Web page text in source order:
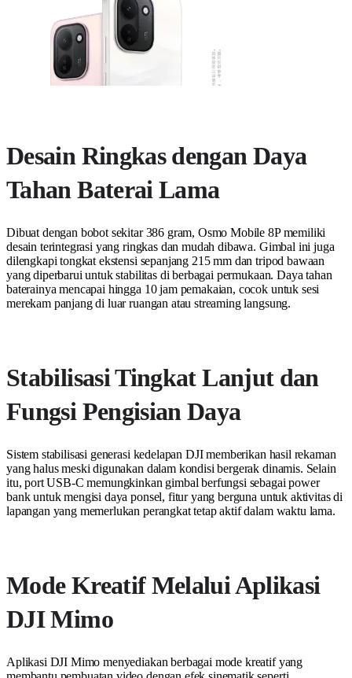
Desain Ringkas dengan Daya
Tahan Baterai Lama
Dibuat dengan bobot sekitar 386 gram, Osmo Mobile 8P memiliki
desain terintegrasi yang ringkas dan mudah dibawa. Gimbal ini juga
dilengkapi tongkat ekstensi sepanjang 215 mm dan tripod bawaan
yang diperbarui untuk stabilitas di berbagai permukaan. Daya tahan
baterainya mencapai hingga 10 jam pemakaian, cocok untuk sesi
merekam panjang di luar ruangan atau streaming langsung.
Stabilisasi Tingkat Lanjut dan
Fungsi Pengisian Daya
Sistem stabilisasi generasi kedelapan DJI memberikan hasil rekaman
yang halus meski digunakan dalam kondisi bergerak dinamis. Selain
itu, port USB-C memungkinkan gimbal berfungsi sebagai power
bank untuk mengisi daya ponsel, fitur yang berguna untuk aktivitas di
lapangan yang memerlukan perangkat tetap aktif dalam waktu lama.
Mode Kreatif Melalui Aplikasi
DJI Mimo
Aplikasi DJI Mimo menyediakan berbagai mode kreatif yang